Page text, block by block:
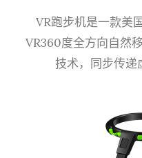
VR跑步机是一款美
VR360度全方向自然
技术，同步传递